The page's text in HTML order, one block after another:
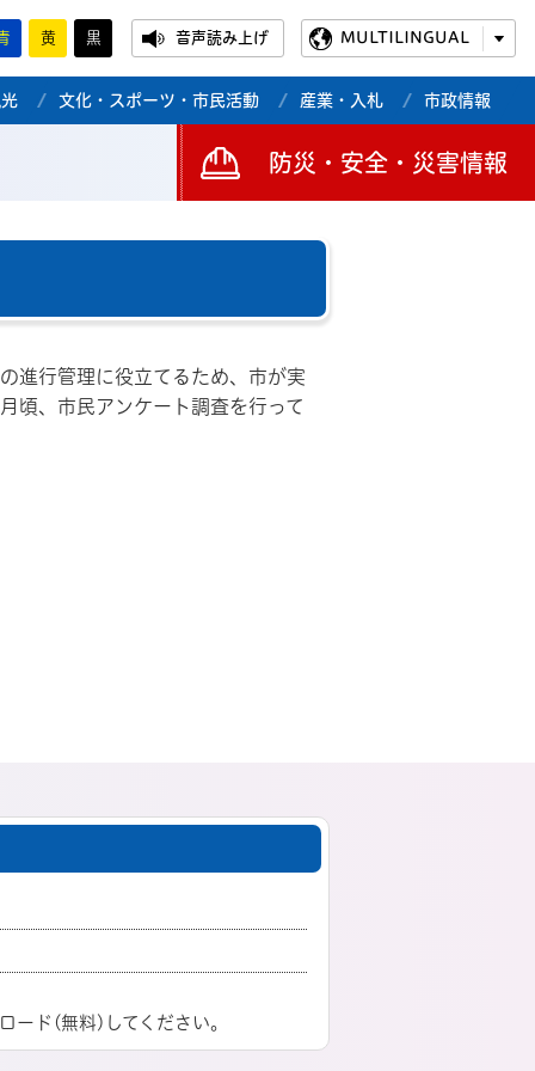
黄 黒 音声読み上げ MULTILINGUAL
文化・スポーツ・市民活動 産業・入札 市政情報
防災・安全・災害情報
進行管理に役立てるため、市が実
頃、市民アンケート調査を行って
ード(無料)してください。